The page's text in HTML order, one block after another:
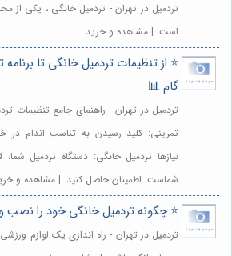
تردمیل در تهران - تردمیل خانگی ، یکی از
است. | مشاهده و خرید
⭐️ از تنظیمات تردمیل خانگی تا
گام 📊
تردمیل در تهران - راهنمای جامع تنظیمات
تمرینی: کلید رسیدن به تناسب اندام در
نیازها تردمیل خانگی: دستگاه تردمیل
شماست. اطمینان حاصل کنید. | مشاهده و
⭐️ چگونه تردمیل خانگی خود را نصب و
تردمیل در تهران - راه اندازی یک لوازم